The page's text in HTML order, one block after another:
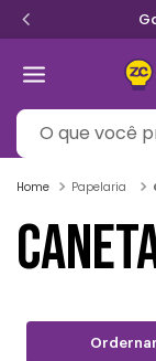
O que você
Papelaria